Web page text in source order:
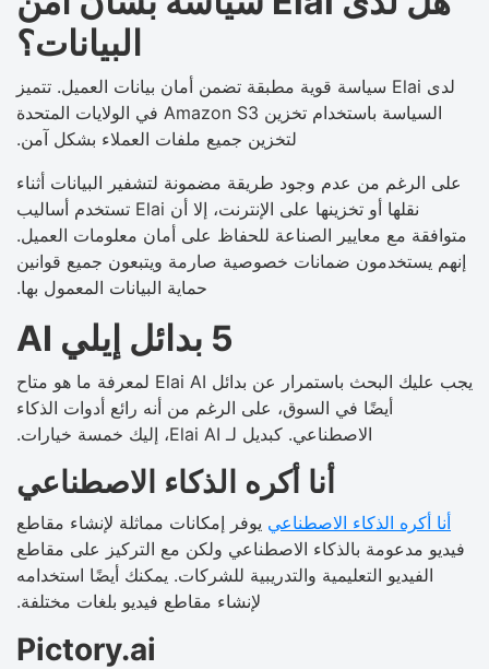
البيانات؟
لدى Elai سياسة قوية مطبقة تضمن أمان بيانات العميل. تتميز
السياسة باستخدام تخزين Amazon S3 في الولايات المتحدة
لتخزين جميع ملفات العملاء بشكل آمن.
على الرغم من عدم وجود طريقة مضمونة لتشفير البيانات أثناء
نقلها أو تخزينها على الإنترنت، إلا أن Elai تستخدم أساليب
متوافقة مع معايير الصناعة للحفاظ على أمان معلومات العميل.
إنهم يستخدمون ضمانات خصوصية صارمة ويتبعون جميع قوانين
حماية البيانات المعمول بها.
5 بدائل إيلي AI
يجب عليك البحث باستمرار عن بدائل Elai AI لمعرفة ما هو متاح
أيضًا في السوق، على الرغم من أنه رائع أدوات الذكاء
الاصطناعي. كبديل لـ Elai AI، إليك خمسة خيارات.
أنا أكره الذكاء الاصطناعي
أنا أكره الذكاء الاصطناعي يوفر إمكانات مماثلة لإنشاء مقاطع
فيديو مدعومة بالذكاء الاصطناعي ولكن مع التركيز على مقاطع
الفيديو التعليمية والتدريبية للشركات. يمكنك أيضًا استخدامه
لإنشاء مقاطع فيديو بلغات مختلفة.
Pictory.ai